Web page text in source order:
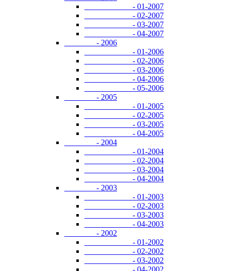
- 01-2007
- 02-2007
- 03-2007
- 04-2007
- 2006
- 01-2006
- 02-2006
- 03-2006
- 04-2006
- 05-2006
- 2005
- 01-2005
- 02-2005
- 03-2005
- 04-2005
- 2004
- 01-2004
- 02-2004
- 03-2004
- 04-2004
- 2003
- 01-2003
- 02-2003
- 03-2003
- 04-2003
- 2002
- 01-2002
- 02-2002
- 03-2002
- 04-2002